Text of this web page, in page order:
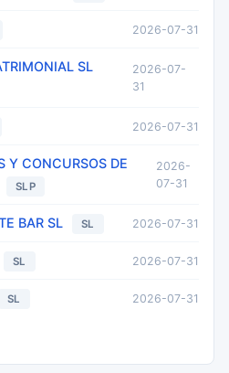
2026-07-31
SL
2026-07-
31
2026-07-31
Y CONCURSOS DE
SLP
2026-
07-31
BAR SL SL 2026-07-31
SL 2026-07-31
SL 2026-07-31